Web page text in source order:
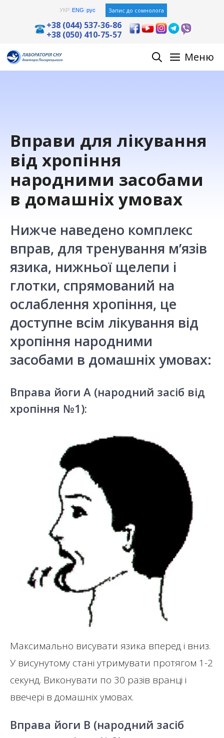
УКР ENG рус Запис до сомнолога
+38 (044) 537-36-86
+38 (050) 410-75-57
Меню
Вправи для лікування
від хропіння
народними засобами
в домашніх умовах
Нижче наведено комплекс
вправ, для тренування м’язів
язика, нижньої щелепи і
глотки, спрямований на
ослаблення хропіння, це
доступне всім лікування від
хропіння народними
засобами в домашніх умовах:
Вправа йоги А (народний засіб від
хропіння №1):
Максимально висувати язика вперед і вниз.
У висунутому стані утримувати протягом 1-2
секунд. Виконувати по 30 разів вранці і
ввечері в домашніх умовах.
Вправа йоги В (народний засіб